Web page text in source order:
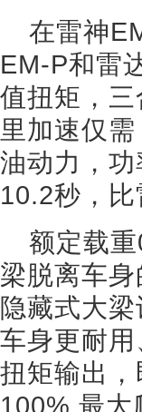
在雷神
EM-P和雷
值扭矩，
里加速仅
油动力，
10.2秒，
额定载
梁脱离车
隐藏式大
车身更耐
扭矩输出
100% 最大